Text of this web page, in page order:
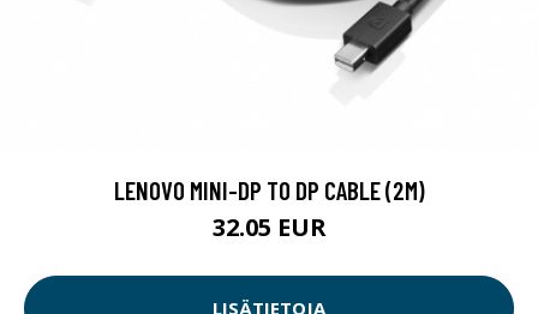
LENOVO MINI-DP TO DP CABLE (2M)
32.05 EUR
LISÄTIETOJA